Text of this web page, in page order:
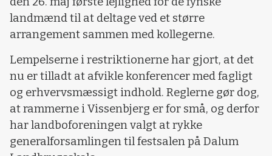
landmænd til at deltage ved et større
arrangement sammen med kollegerne.
Lempelserne i restriktionerne har gjort, at det
nu er tilladt at afvikle konferencer med fagligt
og erhvervsmæssigt indhold. Reglerne gør dog,
at rammerne i Vissenbjerg er for små, og derfor
har landboforeningen valgt at rykke
generalforsamlingen til festsalen på Dalum